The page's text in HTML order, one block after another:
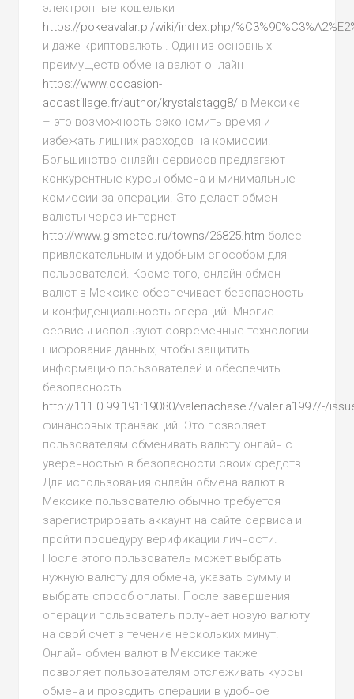
электронные кошельки
https://pokeavalar.pl/wiki/index.php/
и даже криптовалюты. Один из основных
преимуществ обмена валют онлайн
https://www.occasion-
accastillage.fr/author/krystalstagg8/ в Мексике
– это возможность сэкономить время и
избежать лишних расходов на комиссии.
Большинство онлайн сервисов предлагают
конкурентные курсы обмена и минимальные
комиссии за операции. Это делает обмен
валюты через интернет
http://www.gismeteo.ru/towns/26825.htm более
привлекательным и удобным способом для
пользователей. Кроме того, онлайн обмен
валют в Мексике обеспечивает безопасность
и конфиденциальность операций. Многие
сервисы используют современные технологии
шифрования данных, чтобы защитить
информацию пользователей и обеспечить
безопасность
http://111.0.99.191:19080/valeriachase7/valeria1997/-/
финансовых транзакций. Это позволяет
пользователям обменивать валюту онлайн с
уверенностью в безопасности своих средств.
Для использования онлайн обмена валют в
Мексике пользователю обычно требуется
зарегистрировать аккаунт на сайте сервиса и
пройти процедуру верификации личности.
После этого пользователь может выбрать
нужную валюту для обмена, указать сумму и
выбрать способ оплаты. После завершения
операции пользователь получает новую валюту
на свой счет в течение нескольких минут.
Онлайн обмен валют в Мексике также
позволяет пользователям отслеживать курсы
обмена и проводить операции в удобное